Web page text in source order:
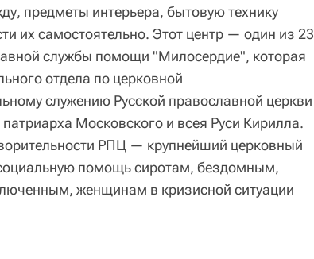
предметы интерьера, бытовую технику
их самостоятельно. Этот центр — один из 23
службы помощи "Милосердие", которая
отдела по церковной
служению Русской православной церкви
Московского и всея Руси Кирилла.
РПЦ — крупнейший церковный
помощь сиротам, бездомным,
женщинам в кризисной ситуации